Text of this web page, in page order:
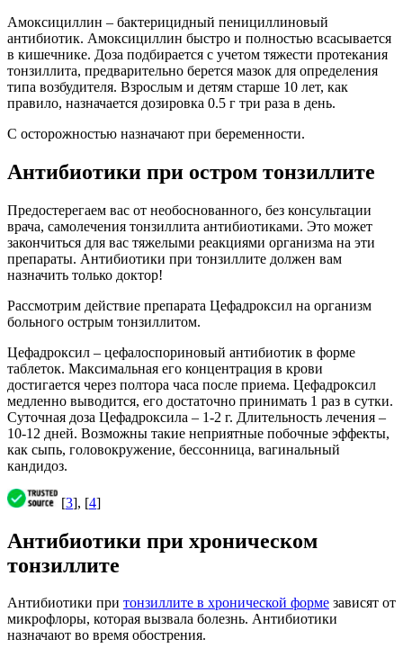
Амоксициллин – бактерицидный пенициллиновый
антибиотик. Амоксициллин быстро и полностью всасывается
в кишечнике. Доза подбирается с учетом тяжести протекания
тонзиллита, предварительно берется мазок для определения
типа возбудителя. Взрослым и детям старше 10 лет, как
правило, назначается дозировка 0.5 г три раза в день.
С осторожностью назначают при беременности.
Антибиотики при остром тонзиллите
Предостерегаем вас от необоснованного, без консультации
врача, самолечения тонзиллита антибиотиками. Это может
закончиться для вас тяжелыми реакциями организма на эти
препараты. Антибиотики при тонзиллите должен вам
назначить только доктор!
Рассмотрим действие препарата Цефадроксил на организм
больного острым тонзиллитом.
Цефадроксил – цефалоспориновый антибиотик в форме
таблеток. Максимальная его концентрация в крови
достигается через полтора часа после приема. Цефадроксил
медленно выводится, его достаточно принимать 1 раз в сутки.
Суточная доза Цефадроксила – 1-2 г. Длительность лечения –
10-12 дней. Возможны такие неприятные побочные эффекты,
как сыпь, головокружение, бессонница, вагинальный
кандидоз.
[3], [4]
Антибиотики при хроническом
тонзиллите
Антибиотики при тонзиллите в хронической форме зависят от
микрофлоры, которая вызвала болезнь. Антибиотики
назначают во время обострения.